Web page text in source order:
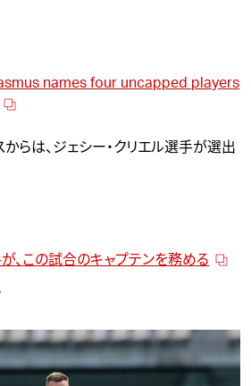
names four uncapped players
らは、 ジェシー・クリエル選手が選出
、この試合のキャプテンを務める